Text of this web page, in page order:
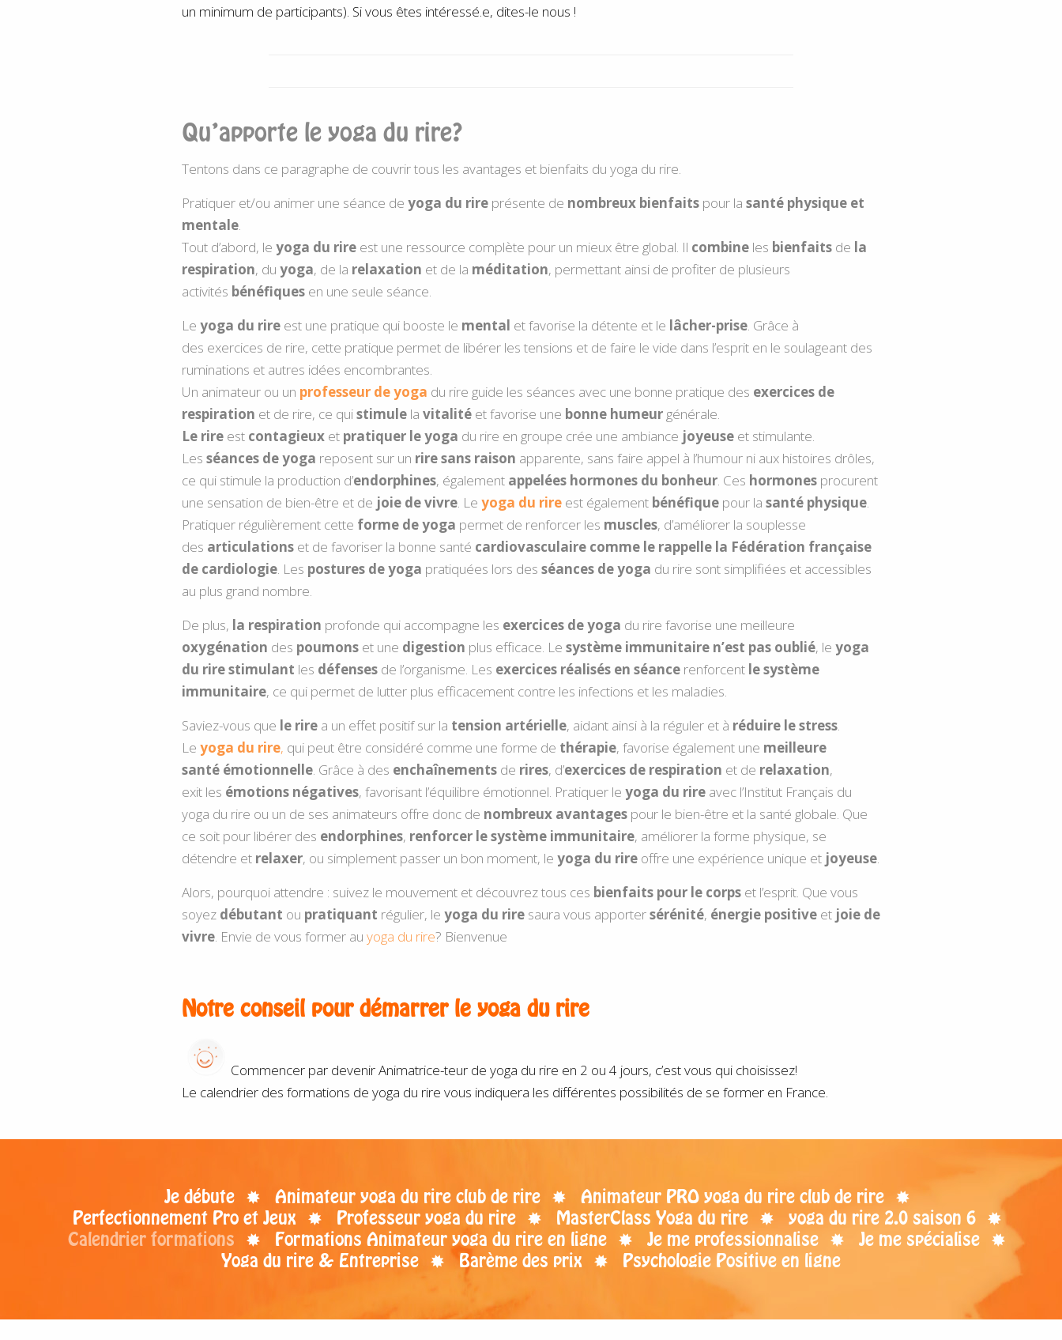
un minimum de participants). Si vous êtes intéressé.e, dites-le nous !
Qu’apporte le yoga du rire?
Tentons dans ce paragraphe de couvrir tous les avantages et bienfaits du yoga du rire.
Pratiquer et/ou animer une séance de yoga du rireprésente de nombreux bienfaitspour la santé physique et
mentale.
Tout d’abord, le yoga du rireest une ressource complète pour un mieux être global. Il combineles bienfaitsde la
respiration, du yoga, de la relaxation et de la méditation, permettant ainsi de profiter de plusieurs
activités bénéfiquesen une seule séance.
Le yoga du rireest une pratique qui booste le mental et favorise la détente et le lâcher-prise. Grâce à
des exercices de rire, cette pratique permet de libérer les tensions et de faire le vide dans l’esprit en le soulageant des
ruminations et autres idées encombrantes.
Un animateur ou un professeur de yoga du rire guide les séances avec une bonne pratique des exercices de
respiration et de rire, ce quistimule la vitalitéet favorise une bonne humeurgénérale.
Le rireest contagieuxet pratiquer le yoga du rire en groupe crée une ambiance joyeuseet stimulante.
Les séances de yoga reposent sur un rire sans raison apparente, sans faire appel à l’humour ni aux histoires drôles,
ce qui stimule la production d’endorphines, également appelées hormones du bonheur. Ces hormonesprocurent
une sensation de bien-être et de joie de vivre. Le yoga du rireest également bénéfiquepour la santé physique.
Pratiquer régulièrement cette forme de yoga permet de renforcer les muscles, d’améliorer la souplesse
des articulationset de favoriser la bonne santé cardiovasculaire comme le rappelle la Fédération française
de cardiologie. Les postures de yoga pratiquées lors des séances de yoga du rire sont simplifiées et accessibles
au plus grand nombre.
De plus, la respiration profonde qui accompagne les exercices de yoga du rire favorise une meilleure
oxygénation des poumonset une digestion plus efficace. Le système immunitaire n’est pas oublié, le yoga
du rirestimulant les défensesde l’organisme. Les exercices réalisés en séance renforcent le système
immunitaire, ce qui permet de lutter plus efficacement contre les infections et les maladies.
Saviez-vous que le rirea un effet positif sur la tension artérielle, aidant ainsi à la réguler et à réduire le stress.
Le yoga du rire, qui peut être considéré comme une forme de thérapie, favorise également une meilleure
santé émotionnelle. Grâce à des enchaînementsde rires, d’exercices de respiration et de relaxation,
exit les émotions négatives, favorisant l’équilibre émotionnel. Pratiquer le yoga du rireavecl’Institut Français du
yoga du rire ou un de ses animateurs offre donc de nombreux avantagespour le bien-être et la santé globale. Que
ce soit pour libérer des endorphines, renforcer le système immunitaire, améliorer la forme physique, se
détendre et relaxer, ou simplement passer un bon moment, le yoga du rireoffre une expérience unique et joyeuse.
Alors, pourquoi attendre : suivez le mouvement et découvrez tous ces bienfaits pour le corpset l’esprit. Que vous
soyez débutant ou pratiquant régulier, le yoga du riresaura vous apportersérénité, énergie positiveet joie de
vivre. Envie de vous former au yoga du rire? Bienvenue
Notre conseil pourdémarrerle yoga du rire
Commencer par devenir Animatrice-teur de yoga du rire en 2 ou 4 jours, c’est vous qui choisissez!
Le calendrier des formations de yoga du rire vous indiquera les différentes possibilités de se former en France.
Je débute Animateur yoga du rire club de rire
Animateur PRO yoga du rire club de rire
Perfectionnement Pro et Jeux
Professeur yoga du rire MasterClass Yoga du rire
yoga du rire 2.0 saison 6
Calendrier formations
Formations Animateur yoga du rire en ligne Je me professionnalise
Je me spécialise
Yoga du rire & Entreprise
Barème des prix Psychologie Positive en ligne